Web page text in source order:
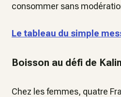
consommer sans
Le tableau du simple
Boisson au défi de
Chez les femmes, quatre